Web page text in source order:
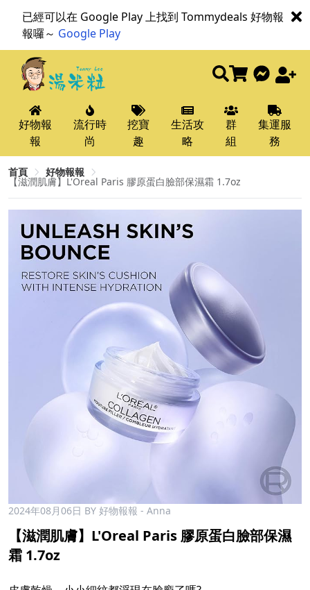
已經可以在 Google Play 上找到 Tommydeals 好物報
報囉～ Google Play
好物報
報
流行時
尚
挖寶
趣
生活攻
略
群
組
集運服
務
首頁 好物報報
【滋潤肌膚】L'Oreal Paris 膠原蛋白臉部保濕霜 1.7oz
2024年08月06日 BY 好物報報 - Anna
【滋潤肌膚】L'Oreal Paris 膠原蛋白臉部保濕
霜 1.7oz